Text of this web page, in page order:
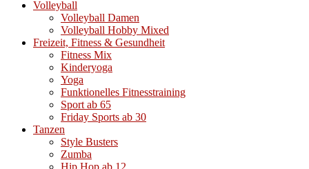
Volleyball
Volleyball Damen
Volleyball Hobby Mixed
Freizeit, Fitness & Gesundheit
Fitness Mix
Kinderyoga
Yoga
Funktionelles Fitnesstraining
Sport ab 65
Friday Sports ab 30
Tanzen
Style Busters
Zumba
Hip Hop ab 12